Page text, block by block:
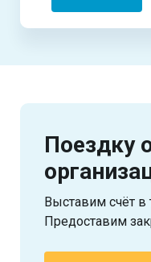
Поездку
Выставим счёт в
Предоставим